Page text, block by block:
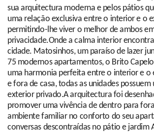
sua arquitectura moderna e pelos pátios
uma relação exclusiva entre o interior e o
permitindo-lhe viver o melhor de ambos
privacidade.Onde a calma interior
cidade. Matosinhos, um paraíso de lazer
75 modernos apartamentos, o Brito
uma harmonia perfeita entre o interior e o
e fora de casa, todas as unidades possuem
exterior privado.A arquitectura foi
promover uma vivência de dentro para
ambiente familiar no conforto do seu
conversas descontraídas no pátio e jardim